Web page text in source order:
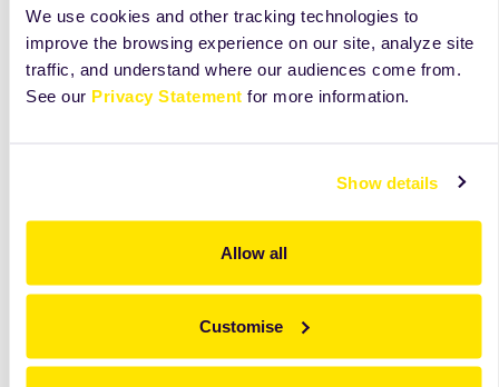
We use cookies and other tracking technologies to
improve the browsing experience on our site, analyze site
traffic, and understand where our audiences come from.
See our Privacy Statement for more information.
Show details
Allow all
Customise
ochucování, ať už jde o
speciality. Díky širokému
výrobu chleba
řešením pro zajištění
perfektních výsledků a
Zjednoduší vám výrobu a
pomohou vám